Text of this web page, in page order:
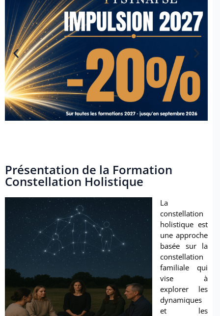
Présentation de la Formation
Constellation Holistique
La
constellation
holistique est
une approche
basée sur la
constellation
familiale qui
vise à
explorer les
dynamiques
et les